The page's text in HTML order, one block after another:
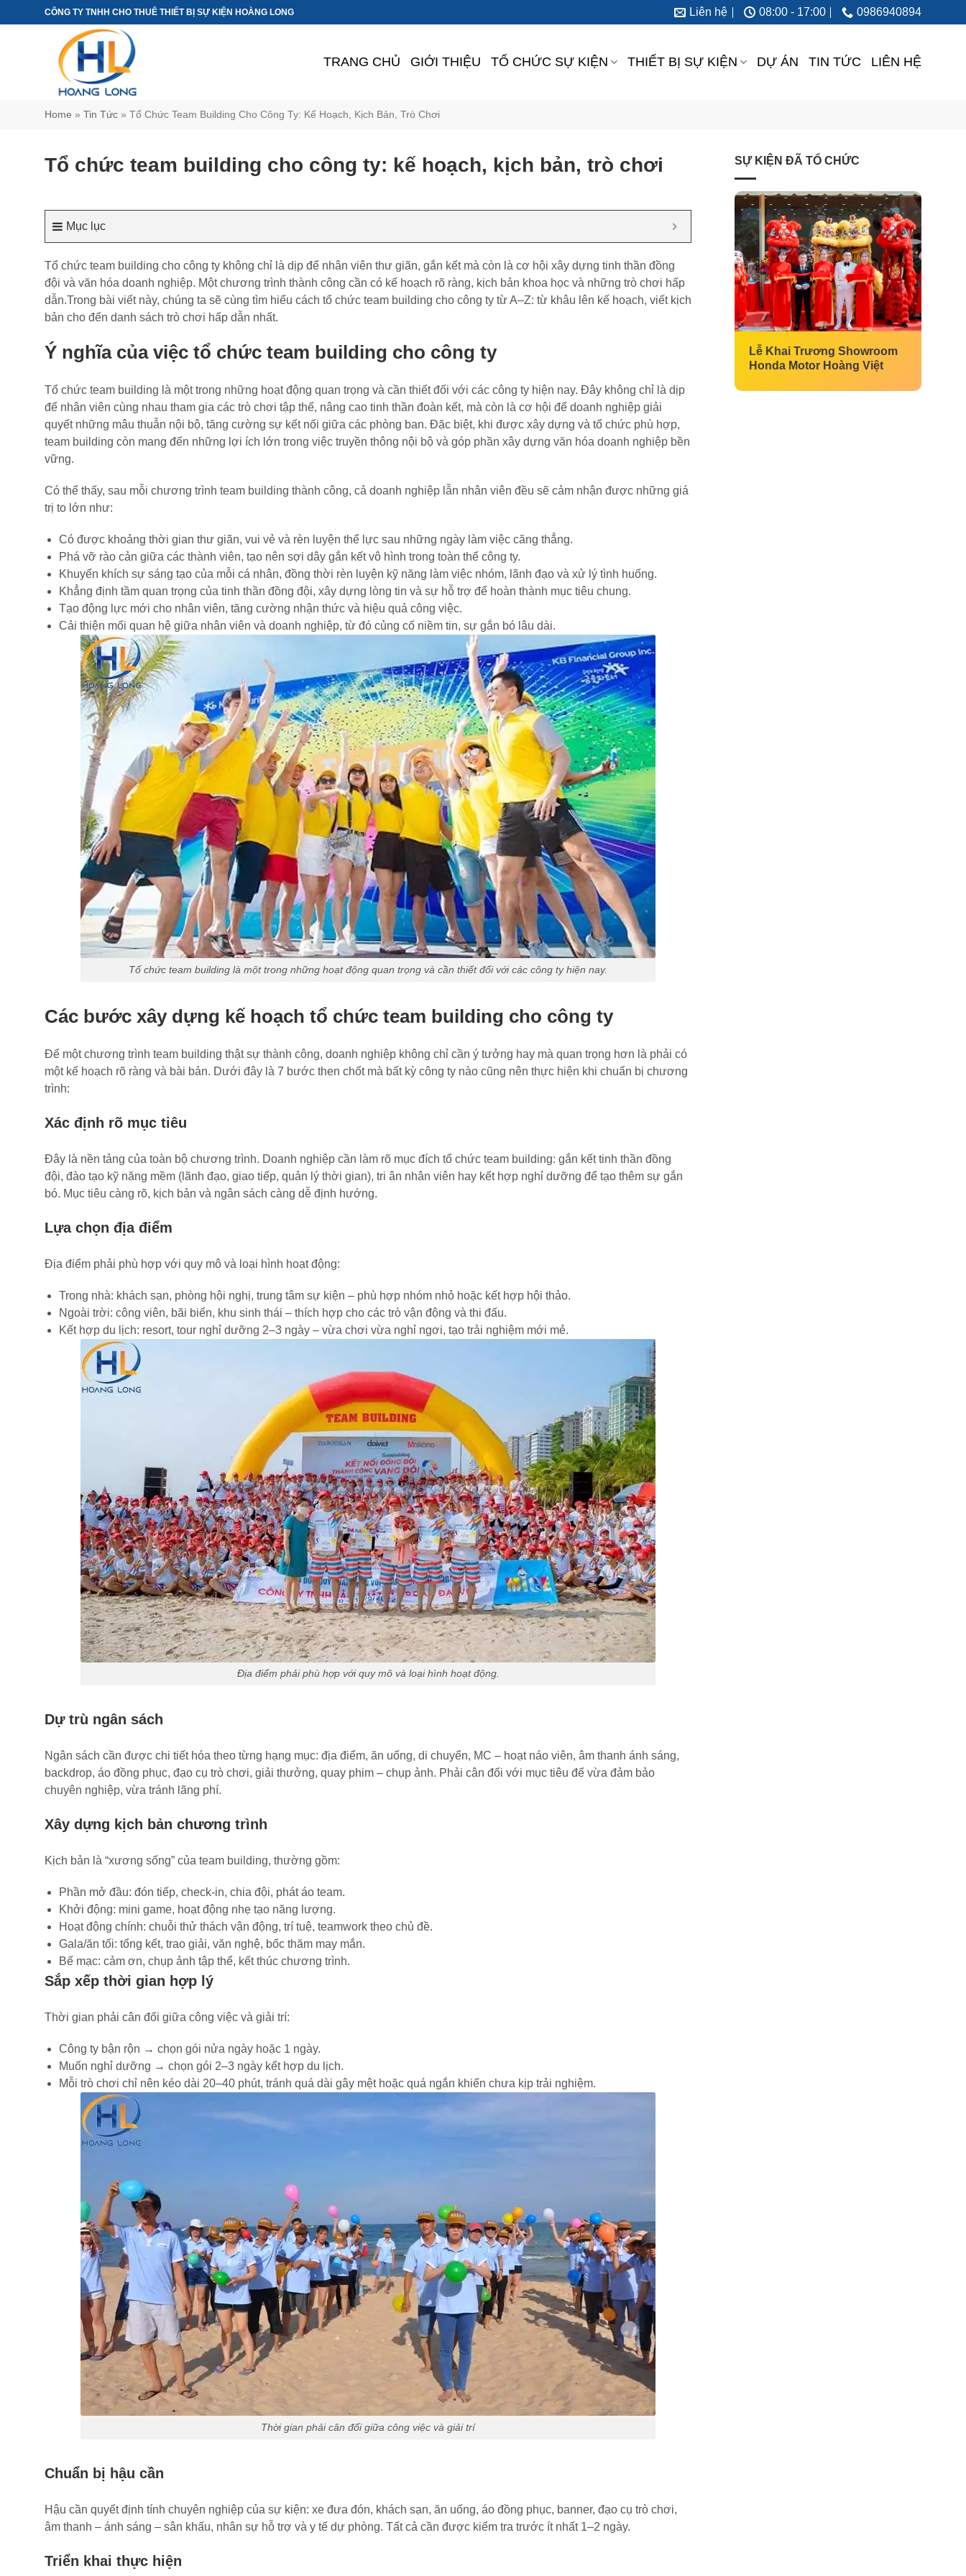
đến
CÔNG TY TNHH CHO THUÊ THIẾT BỊ SỰ KIỆN HOÀNG LONG Liên hệ 08:00 - 17:00 0986940894
TRANG CHỦ GIỚI THIỆU TỔ CHỨC SỰ KIỆN THIẾT BỊ SỰ KIỆN DỰ ÁN TIN TỨC LIÊN HỆ
Home » Tin Tức » Tổ Chức Team Building Cho Công Ty: Kế Hoạch, Kịch Bản, Trò Chơi
Tổ chức team building cho công ty: kế hoạch, kịch bản, trò chơi
Mục lục
Tổ chức team building cho công ty không chỉ là dịp để nhân viên thư giãn, gắn kết mà còn là cơ hội xây dựng tinh thần đồng
đội và văn hóa doanh nghiệp. Một chương trình thành công cần có kế hoạch rõ ràng, kịch bản khoa học và những trò chơi hấp
dẫn.Trong bài viết này, chúng ta sẽ cùng tìm hiểu cách tổ chức team building cho công ty từ A–Z: từ khâu lên kế hoạch, viết kịch
bản cho đến danh sách trò chơi hấp dẫn nhất.
Ý nghĩa của việc tổ chức team building cho công ty
Tổ chức team building là một trong những hoạt động quan trọng và cần thiết đối với các công ty hiện nay. Đây không chỉ là dịp
để nhân viên cùng nhau tham gia các trò chơi tập thể, nâng cao tinh thần đoàn kết, mà còn là cơ hội để doanh nghiệp giải
quyết những mâu thuẫn nội bộ, tăng cường sự kết nối giữa các phòng ban. Đặc biệt, khi được xây dựng và tổ chức phù hợp,
team building còn mang đến những lợi ích lớn trong việc truyền thông nội bộ và góp phần xây dựng văn hóa doanh nghiệp bền
vững.
Có thể thấy, sau mỗi chương trình team building thành công, cả doanh nghiệp lẫn nhân viên đều sẽ cảm nhận được những giá
trị to lớn như:
Có được khoảng thời gian thư giãn, vui vẻ và rèn luyện thể lực sau những ngày làm việc căng thẳng.
Phá vỡ rào cản giữa các thành viên, tạo nên sợi dây gắn kết vô hình trong toàn thể công ty.
Khuyến khích sự sáng tạo của mỗi cá nhân, đồng thời rèn luyện kỹ năng làm việc nhóm, lãnh đạo và xử lý tình huống.
Khẳng định tầm quan trọng của tinh thần đồng đội, xây dựng lòng tin và sự hỗ trợ để hoàn thành mục tiêu chung.
Tạo động lực mới cho nhân viên, tăng cường nhận thức và hiệu quả công việc.
Cải thiện mối quan hệ giữa nhân viên và doanh nghiệp, từ đó củng cố niềm tin, sự gắn bó lâu dài.
Tổ chức team building là một trong những hoạt động quan trọng và cần thiết đối với các công ty hiện nay.
Các bước xây dựng kế hoạch tổ chức team building cho công ty
Để một chương trình team building thật sự thành công, doanh nghiệp không chỉ cần ý tưởng hay mà quan trọng hơn là phải có
một kế hoạch rõ ràng và bài bản. Dưới đây là 7 bước then chốt mà bất kỳ công ty nào cũng nên thực hiện khi chuẩn bị chương
trình:
Xác định rõ mục tiêu
Đây là nền tảng của toàn bộ chương trình. Doanh nghiệp cần làm rõ mục đích tổ chức team building: gắn kết tinh thần đồng
đội, đào tạo kỹ năng mềm (lãnh đạo, giao tiếp, quản lý thời gian), tri ân nhân viên hay kết hợp nghỉ dưỡng để tạo thêm sự gắn
bó. Mục tiêu càng rõ, kịch bản và ngân sách càng dễ định hướng.
Lựa chọn địa điểm
Địa điểm phải phù hợp với quy mô và loại hình hoạt động:
Trong nhà: khách sạn, phòng hội nghị, trung tâm sự kiện – phù hợp nhóm nhỏ hoặc kết hợp hội thảo.
Ngoài trời: công viên, bãi biển, khu sinh thái – thích hợp cho các trò vận động và thi đấu.
Kết hợp du lịch: resort, tour nghỉ dưỡng 2–3 ngày – vừa chơi vừa nghỉ ngơi, tạo trải nghiệm mới mẻ.
Địa điểm phải phù hợp với quy mô và loại hình hoạt động.
Dự trù ngân sách
Ngân sách cần được chi tiết hóa theo từng hạng mục: địa điểm, ăn uống, di chuyển, MC – hoạt náo viên, âm thanh ánh sáng,
backdrop, áo đồng phục, đạo cụ trò chơi, giải thưởng, quay phim – chụp ảnh. Phải cân đối với mục tiêu để vừa đảm bảo
chuyên nghiệp, vừa tránh lãng phí.
Xây dựng kịch bản chương trình
Kịch bản là “xương sống” của team building, thường gồm:
Phần mở đầu: đón tiếp, check-in, chia đội, phát áo team.
Khởi động: mini game, hoạt động nhẹ tạo năng lượng.
Hoạt động chính: chuỗi thử thách vận động, trí tuệ, teamwork theo chủ đề.
Gala/ăn tối: tổng kết, trao giải, văn nghệ, bốc thăm may mắn.
Bế mạc: cảm ơn, chụp ảnh tập thể, kết thúc chương trình.
Sắp xếp thời gian hợp lý
Thời gian phải cân đối giữa công việc và giải trí:
Công ty bận rộn → chọn gói nửa ngày hoặc 1 ngày.
Muốn nghỉ dưỡng → chọn gói 2–3 ngày kết hợp du lịch.
Mỗi trò chơi chỉ nên kéo dài 20–40 phút, tránh quá dài gây mệt hoặc quá ngắn khiến chưa kịp trải nghiệm.
Thời gian phải cân đối giữa công việc và giải trí
Chuẩn bị hậu cần
Hậu cần quyết định tính chuyên nghiệp của sự kiện: xe đưa đón, khách sạn, ăn uống, áo đồng phục, banner, đạo cụ trò chơi,
âm thanh – ánh sáng – sân khấu, nhân sự hỗ trợ và y tế dự phòng. Tất cả cần được kiểm tra trước ít nhất 1–2 ngày.
Triển khai thực hiện
SỰ KIỆN ĐÃ TỔ CHỨC
Lễ Khai Trương Showroom
Honda Motor Hoàng Việt